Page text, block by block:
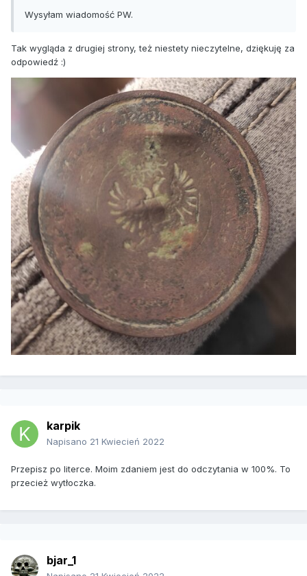
Wysyłam wiadomość PW.
Tak wygląda z drugiej strony, też niestety nieczytelne, dziękuję za
odpowiedź :)
karpik
Napisano 21 Kwiecień 2022
Przepisz po literce. Moim zdaniem jest do odczytania w 100%. To
przecież wytłoczka.
bjar_1